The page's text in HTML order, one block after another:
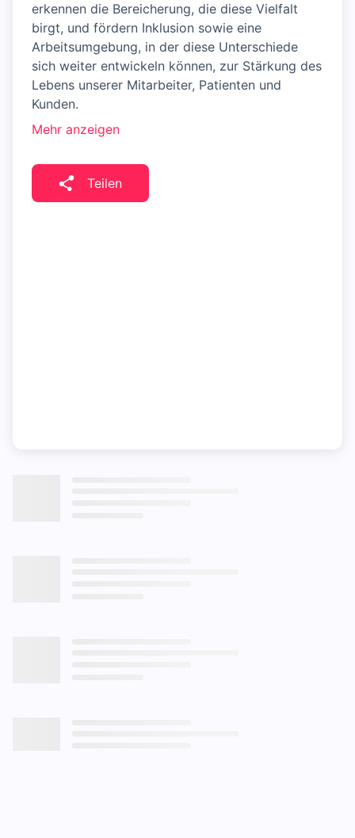
erkennen die Bereicherung, die diese Vielfalt
birgt, und fördern Inklusion sowie eine
Arbeitsumgebung, in der diese Unterschiede
sich weiter entwickeln können, zur Stärkung des
Lebens unserer Mitarbeiter, Patienten und
Kunden.
Mehr anzeigen
Teilen